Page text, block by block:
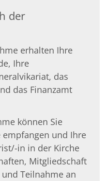
der
erhalten Ihre
Ihre
das
das Finanzamt
können Sie
und Ihre
in in der Kirche
Mitgliedschaft
Teilnahme an